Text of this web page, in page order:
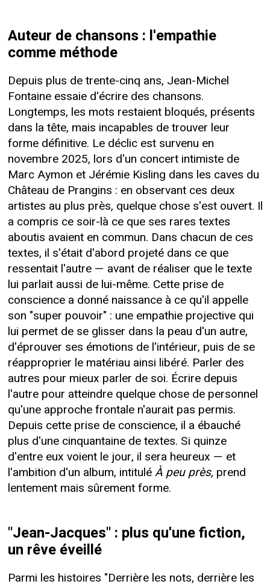
Auteur de chansons : l'empathie
comme méthode
Depuis plus de trente-cinq ans, Jean-Michel
Fontaine essaie d'écrire des chansons.
Longtemps, les mots restaient bloqués, présents
dans la tête, mais incapables de trouver leur
forme définitive. Le déclic est survenu en
novembre 2025, lors d'un concert intimiste de
Marc Aymon et Jérémie Kisling dans les caves du
Château de Prangins : en observant ces deux
artistes au plus près, quelque chose s'est ouvert. Il
a compris ce soir-là ce que ses rares textes
aboutis avaient en commun. Dans chacun de ces
textes, il s'était d'abord projeté dans ce que
ressentait l'autre — avant de réaliser que le texte
lui parlait aussi de lui-même. Cette prise de
conscience a donné naissance à ce qu'il appelle
son "super pouvoir" : une empathie projective qui
lui permet de se glisser dans la peau d'un autre,
d'éprouver ses émotions de l'intérieur, puis de se
réapproprier le matériau ainsi libéré. Parler des
autres pour mieux parler de soi. Écrire depuis
l'autre pour atteindre quelque chose de personnel
qu'une approche frontale n'aurait pas permis.
Depuis cette prise de conscience, il a ébauché
plus d'une cinquantaine de textes. Si quinze
d'entre eux voient le jour, il sera heureux — et
l'ambition d'un album, intituléÀ peu près,prend
lentement mais sûrement forme.
"Jean-Jacques" : plus qu'une fiction,
un rêve éveillé
Parmi les histoires "Derrière les nots, derrière les